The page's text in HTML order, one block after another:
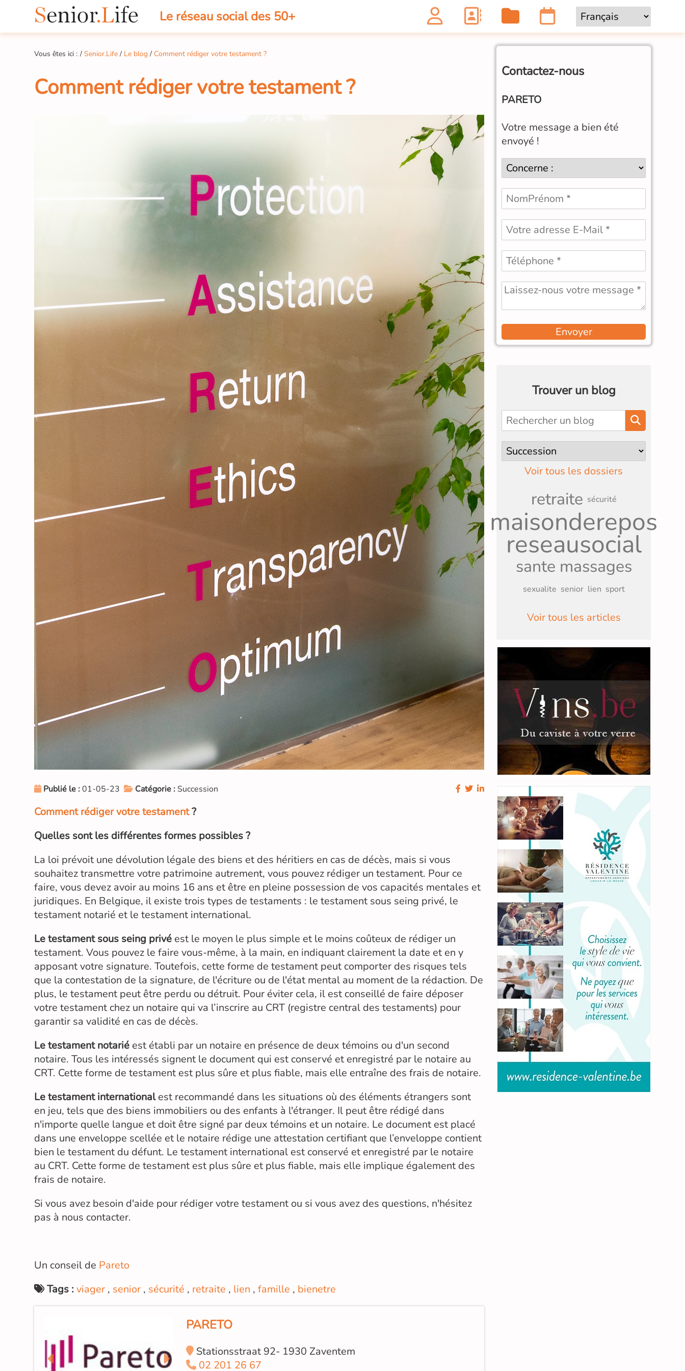
Le réseau social des 50+
Vous êtes ici : Senior.Life Le blog Comment rédiger votre testament ?
Comment rédiger votre testament ?
Publié le :01-05-23 Catégorie : Succession
Comment rédiger votre testament?
Quelles sont les différentes formes possibles ?
La loi prévoit une dévolution légale des biens et des héritiers en cas de décès, mais si vous
souhaitez transmettre votre patrimoine autrement, vous pouvez rédiger un testament. Pour ce
faire, vous devez avoir au moins 16 ans et être en pleine possession de vos capacités mentales et
juridiques. En Belgique, il existe trois types de testaments : le testament sous seing privé, le
testament notarié et le testament international.
Le testament sous seing privé est le moyen le plus simple et le moins coûteux de rédiger un
testament. Vous pouvez le faire vous-même, à la main, en indiquant clairement la date et en y
apposant votre signature. Toutefois, cette forme de testament peut comporter des risques tels
que la contestation de la signature, de l'écriture ou de l'état mental au moment de la rédaction. De
plus, le testament peut être perdu ou détruit. Pour éviter cela, il est conseillé de faire déposer
votre testament chez un notaire qui va l’inscrire au CRT (registre central des testaments) pour
garantir sa validité en cas de décès.
Le testament notarié est établi par un notaire en présence de deux témoins ou d'un second
notaire. Tous les intéressés signent le document qui est conservé et enregistré par le notaire au
CRT. Cette forme de testament est plus sûre et plus fiable, mais elle entraîne des frais de notaire.
Le testament internationalest recommandé dans les situations où des éléments étrangers sont
en jeu, tels que des biens immobiliers ou des enfants à l'étranger. Il peut être rédigé dans
n'importe quelle langue et doit être signé par deux témoins et un notaire. Le document est placé
dans une enveloppe scellée et le notaire rédige une attestation certifiant que l’enveloppe contient
bien le testament du défunt. Le testament international est conservé et enregistré par le notaire
au CRT. Cette forme de testament est plus sûre et plus fiable, mais elle implique également des
frais de notaire.
Si vous avez besoin d'aide pour rédiger votre testament ou si vous avez des questions, n'hésitez
pas à nous contacter.
Un conseil de Pareto
Tags :viager , senior , sécurité , retraite , lien ,famille , bienetre
PARETO
Stationsstraat 92- 1930 Zaventem
02 201 26 67
Contactez-nous
PARETO
Votre message a bien été
envoyé !
Envoyer
Trouver un blog
Voir tous les dossiers
retraite sécurité
maisonderepos
reseausocial
sante massages
sexualite senior lien sport
Voir tous les articles